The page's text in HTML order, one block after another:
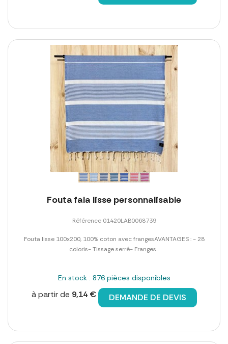
Fouta fala lisse personnalisable
Référence 01420LAB0068739
Fouta lisse 100x200, 100% coton avec frangesAVANTAGES : - 28
coloris- Tissage serré- Franges...
En stock : 876 pièces disponibles
à partir de 9,14 € DEMANDE DE DEVIS